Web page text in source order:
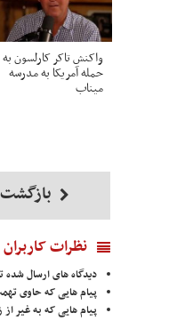
واکنش تاکر کارلسون به
حمله آمریکا به مدرسه
میناب
نظرات کاربران
دیدگاه های ارسال
پیام هایی که حاوی
پیام هایی که به غیر